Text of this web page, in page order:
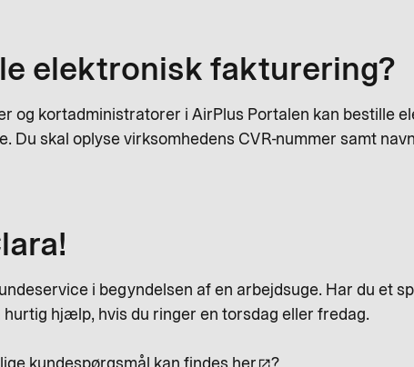
elektronisk fakturering?
kortadministratorer i AirPlus Portalen kan bestille
Du skal oplyse virksomhedens CVR-nummer samt
i begyndelsen af en arbejdsuge. Har du et
hjælp, hvis du ringer en torsdag eller fredag.